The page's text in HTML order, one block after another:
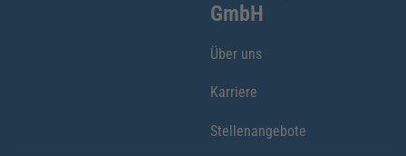
GmbH
Über uns
Karriere
Stellenangebote